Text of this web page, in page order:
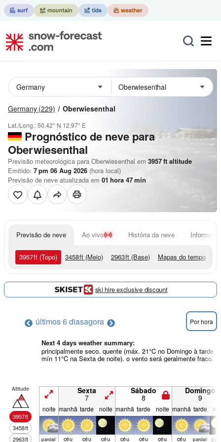
Germany (229) Oberwiesenthal
Lat./Long.:50.42° N 12.97° E
Prognóstico de neve para
Oberwiesenthal
Previsão meteorológica para Oberwiesenthal em 3957ft altitude
Emitido: 7 pm 06 Aug 2026 (hora local)
Previsão de neve atualizada em 01 hora 47min
Previsão de neve Ao vivo História da neve
3957ft (Topo) 3458ft (Meio) 2963ft (Base) Mapas do tempo
ski hire exclusive discount
últimos 6 diasagora Por hora
Next 4 days weather summary:
principalmente seco. quente (máx. 21°C no Domingo à tarde,
mín 11°C na Sexta de noite). o vento será geralmente fraco.
Altitude
3957ft
3458ft
2963ft
Sexta
7
Sábado
8
Domingo
9
noite manhã tarde noite manhã tarde noite manhã tarde
parcial/ céu céu céu céu céu céu céu parcial/